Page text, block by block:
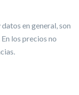
en general, son
los precios no